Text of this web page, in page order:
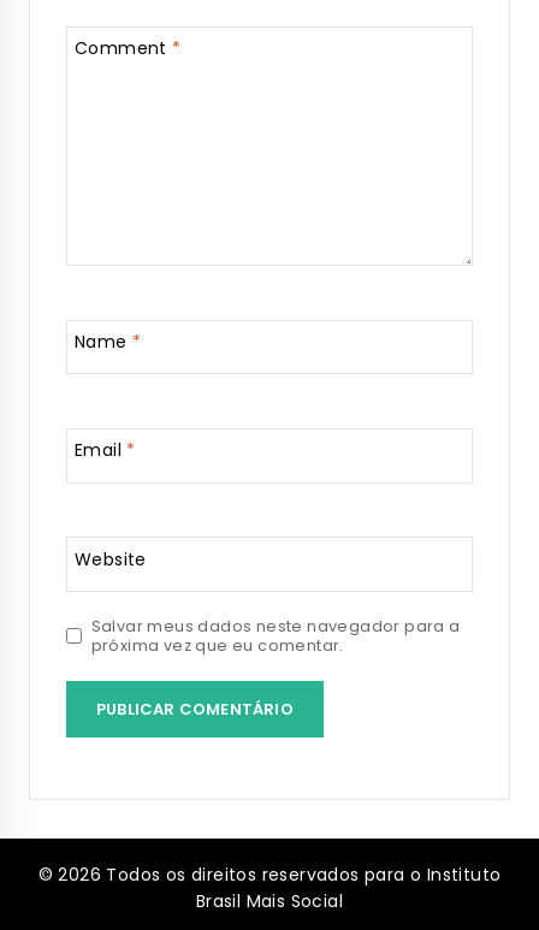
Comment *
Name *
Email *
Website
Salvar meus dados neste navegador para a
próxima vez que eu comentar.
© 2026 Todos os direitos reservados para o Instituto
Brasil Mais Social